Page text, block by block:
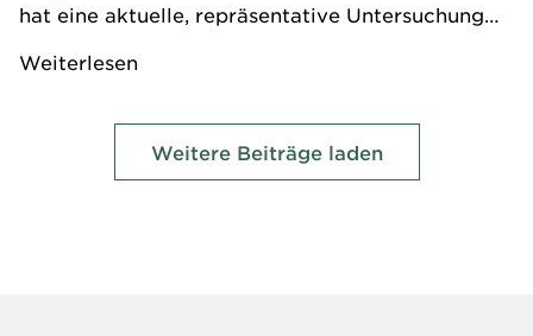
hat eine aktuelle, repräsentative Untersuchung
knapp 150 Unternehmen ergeben.
Weiterlesen
Weitere Beiträge laden